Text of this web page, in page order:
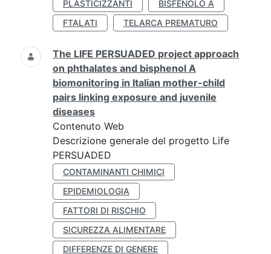
PLASTICIZZANTI
BISFENOLO A
FTALATI
TELARCA PREMATURO
The LIFE PERSUADED project approach
on phthalates and bisphenol A
biomonitoring in Italian mother-child
pairs linking exposure and juvenile
diseases
Contenuto Web
Descrizione generale del progetto Life
PERSUADED
CONTAMINANTI CHIMICI
EPIDEMIOLOGIA
FATTORI DI RISCHIO
SICUREZZA ALIMENTARE
DIFFERENZE DI GENERE